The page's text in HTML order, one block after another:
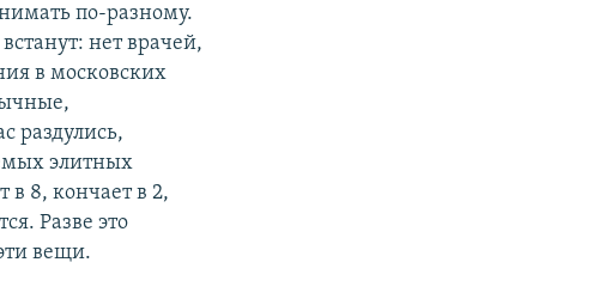
по-разному.
нет врачей,
в московских
раздулись,
элитных
в 8, кончает в 2,
Разве это
вещи.